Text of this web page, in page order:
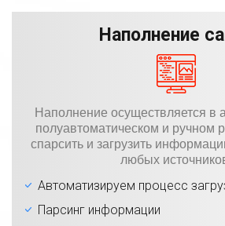
Наполнение
Наполнение осуществляется в
полуавтоматическом и
спарсить и загрузить
любых
Автоматизируем процесс
Парсинг информации